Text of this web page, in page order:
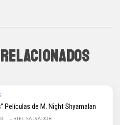
Películas de M. Night Shyamalan
0 URIEL SALVADOR